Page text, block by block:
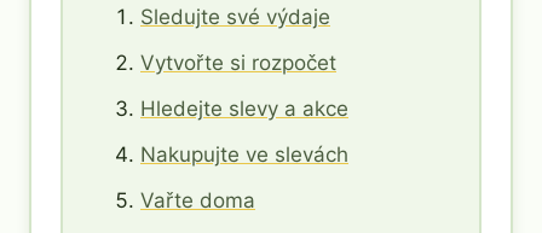
Sledujte své výdaje
Vytvořte si rozpočet
Hledejte slevy a akce
Nakupujte ve slevách
Vařte doma